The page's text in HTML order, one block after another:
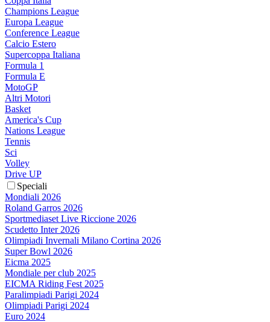
Champions League
Europa League
Conference League
Calcio Estero
Supercoppa Italiana
Formula 1
Formula E
MotoGP
Altri Motori
Basket
America's Cup
Nations League
Tennis
Sci
Volley
Drive UP
Speciali
Mondiali 2026
Roland Garros 2026
Sportmediaset Live Riccione 2026
Scudetto Inter 2026
Olimpiadi Invernali Milano Cortina 2026
Super Bowl 2026
Eicma 2025
Mondiale per club 2025
EICMA Riding Fest 2025
Paralimpiadi Parigi 2024
Olimpiadi Parigi 2024
Euro 2024